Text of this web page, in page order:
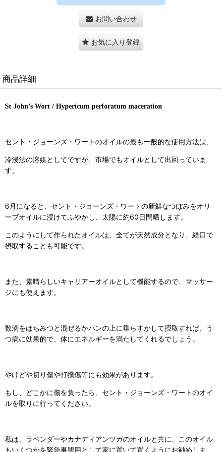
お問い合わせ
お気に入り登録
商品詳細
St John’s Wort / Hypericum perforatum maceration
セント・ジョーンズ・ワートのオイルの最も一般的な使用方法は、
冷浸法の溶媒としてですが、市場でもオイルとして出回っていま
す。
6月になると、セント・ジョーンズ・ワートの新鮮なつぼみをオリ
ーブオイルに浸けてふやかし、太陽に約60日間晒します。
このようにして作られたオイルは、全てが天然成分となり、経口で
摂取することも可能です。
また、素晴らしいキャリアーオイルとして機能するので、マッサー
ジにも使えます。
数滴をはちみつと混ぜるかパンの上に垂らすかして摂取すれば、う
つ病に効果的で、体にエネルギーを満たしてくれるでしょう。
やけどや切り傷や打撲傷等にも効果があります。
もし、どこかに傷を負ったら、セント・ジョーンズ・ワートのオイ
ルを取りに行ってください。
私は、ラベンダーやカナディアンツガのオイルと共に、このオイル
もいくつかを緊急事態用として家に置いて置くようにお勧めしま